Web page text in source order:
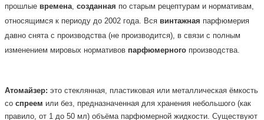
прошлые времена созданная по старым рецептурам и нормативам,
относящимся к периоду до 2002 года. Вся винтажная парфюмерия
давно снята с производства (не производится), в связи с полным
изменением мировых нормативов парфюмерного производства.
Атомайзер: это стеклянная, пластиковая или металлическая ёмкость
со спреем или без, предназначенная для хранения небольшого (как
правило, от 1 до 50 мл) объёма парфюмерной жидкости. Существуют